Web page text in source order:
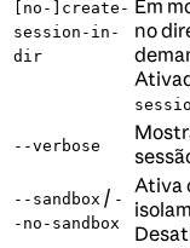
[no-]create-
session-in-
dir
Em
no
--verbose
--sandbox / -
-no-sandbox
Ativa